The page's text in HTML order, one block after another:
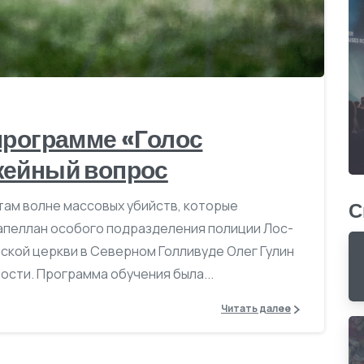
0
«Голос
вопрос
волне массовых убийств, которые
особого подразделения полиции Лос-
церкви в Северном Голливуде Олег Гулин
Программа обучения была...
Читать далее